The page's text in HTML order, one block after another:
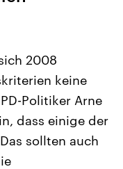
Beiträge,
Hintergründe
und
gehören die Vereinigten
den mächtigsten Ländern
großem Einfluss auf
2008
keine
Politiker Arne
dass einige der
sollten auch